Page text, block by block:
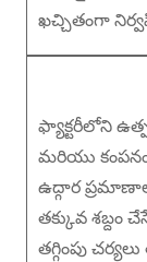
ఖచ్చితంగా
ఫ్యాక్టరీలోని
మరియు
ఉద్గార
తక్కువ
తగ్గింపు